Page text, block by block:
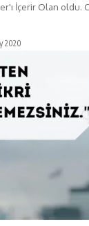
İçerir Olan oldu.
2020